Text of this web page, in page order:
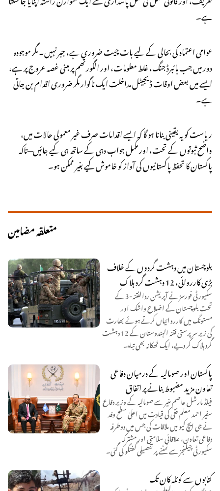
ہے۔
عوامی اعتماد کی بحالی کے لیے بات چیت ضروری ہے، جبر نہیں۔ مگر موجودہ
دور میں جب ہائبرڈ جنگ، غلط معلومات، اور الگورتھم پر مبنی غصہ عروج پر ہے،
ایسے میں بعض اوقات ڈیجیٹل مداخلت ایک ناگوار مگر ضروری اقدام بن جاتی
ہے۔
ریاست کو یہ یقینی بنانا ہو گا کہ ایسے اقدامات صرف غیر معمولی حالات میں،
واضح ثبوتوں کے تحت، اور مکمل جواب دہی کے ساتھ ہی کیے جائیں—تاکہ
پاکستان کا تحفظ پاکستانیوں کی آواز کو خاموش کیے بغیر ممکن ہو۔
متعلقہ مضامین
بلوچستان میں دہشت گردوں کے خلاف
بڑی کارروائی، 12 دہشت گرد ہلاک
سکیورٹی فورسز نے آپریشن ردالفتنہ-3 کے
تحت بلوچستان کے اضلاع واشک اور
مستونگ میں کارروائیاں کرتے ہوئے بھارت
کی زیر سرپرستی فتنہ الہندوستان کے 12 دہشت
گرد ہلاک کر دیے، ایک ٹھکانہ بھی تباہ۔
پاکستان اور صومالیہ کے درمیان دفاعی
تعاون مزید مضبوط بنانے پر اتفاق
فیلڈ مارشل عاصم منیر سے صومالیہ کے وزیر دفاع
سفیر احمد معلم فقی کی قیادت میں اعلیٰ سطح وفد
نے جی ایچ کیو میں ملاقات کی جس میں دوطرفہ
دفاعی تعاون، علاقائی سلامتی اور مشترکہ
سکیورٹی چیلنجز سے نمٹنے پر تفصیلی گفتگو کی گئی۔
کتابوں سے کوئلہ کان تک